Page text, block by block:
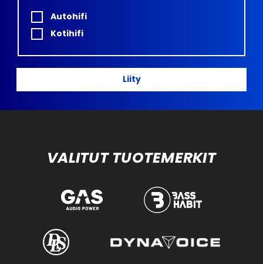
Autohifi
Kotihifi
Liity
VALITUT TUOTEMERKIT